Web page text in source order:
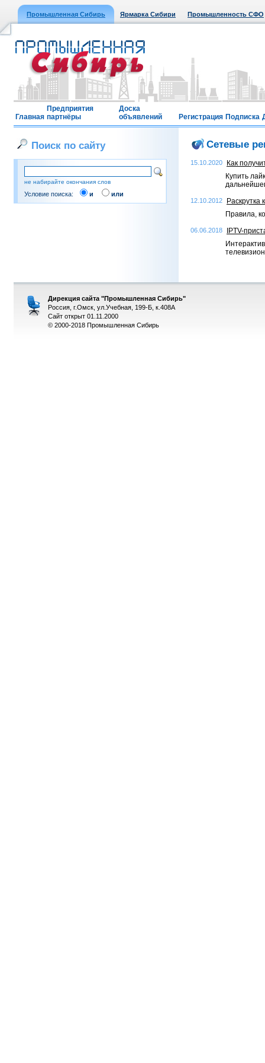
Промышленная Сибирь Ярмарка Сибири Промышленность СФО
Главная
Предприятия
партнёры
Доска
объявлений
Регистрация Подписка
Поиск по сайту
не набирайте окончания слов
Условие поиска: и или
Сетевые
15.10.2020
Как
Купить
12.10.2012
Правила,
06.06.2018
IPTV-
Дирекция сайта "Промышленная Сибирь"
Россия, г.Омск, ул.Учебная, 199-Б, к.408А
Сайт открыт 01.11.2000
© 2000-2018 Промышленная Сибирь